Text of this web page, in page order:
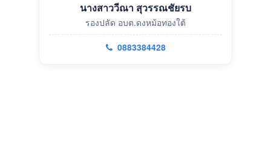
นางสาววีณา สุวรรณชัยรบ
รองปลัด อบต.ดงหม้อทองใต้
0883384428